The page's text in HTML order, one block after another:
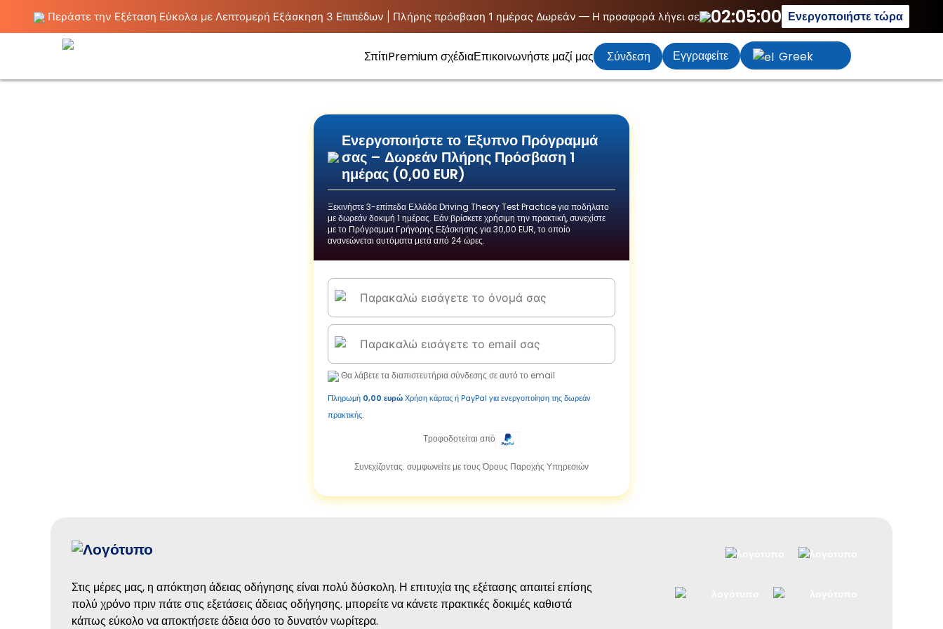
Περάστε την Εξέταση Εύκολα με Λεπτομερή Εξάσκηση 3 Επιπέδων | Πλήρης πρόσβαση 1 ημέρας Δωρεάν — Η προσφορά λήγει σε 02:04:59 Ενεργοποιήστε τώρα
ΣπίτιPremium σχέδιαΕπικοινωνήστε μαζί μας Σύνδεση Εγγραφείτε Greek
Ενεργοποιήστε το Έξυπνο Πρόγραμμά
σας – Δωρεάν Πλήρης Πρόσβαση 1
ημέρας (0,00 EUR)
Ξεκινήστε 3-επίπεδα Ελλάδα Driving Theory Test Practice για ποδήλατο
με δωρεάν δοκιμή 1 ημέρας. Εάν βρίσκετε χρήσιμη την πρακτική, συνεχίστε
με το Πρόγραμμα Γρήγορης Εξάσκησης για 30,00 EUR, το οποίο
ανανεώνεται αυτόματα μετά από 24 ώρες.
Θα λάβετε τα διαπιστευτήρια σύνδεσης σε αυτό το email
Πληρωμή 0,00 ευρώΧρήση κάρτας ή PayPal για ενεργοποίηση της δωρεάν
πρακτικής.
Τροφοδοτείται από
Συνεχίζοντας. συμφωνείτε με τους Όρους Παροχής Υπηρεσιών
Στις μέρες μας, η απόκτηση άδειας οδήγησης είναι πολύ δύσκολη. Η επιτυχία της εξέτασης απαιτεί επίσης
πολύ χρόνο πριν πάτε στις εξετάσεις άδειας οδήγησης. μπορείτε να κάνετε πρακτικές δοκιμές καθιστά
κάπως εύκολο να αποκτήσετε άδεια όσο το δυνατόν νωρίτερα.